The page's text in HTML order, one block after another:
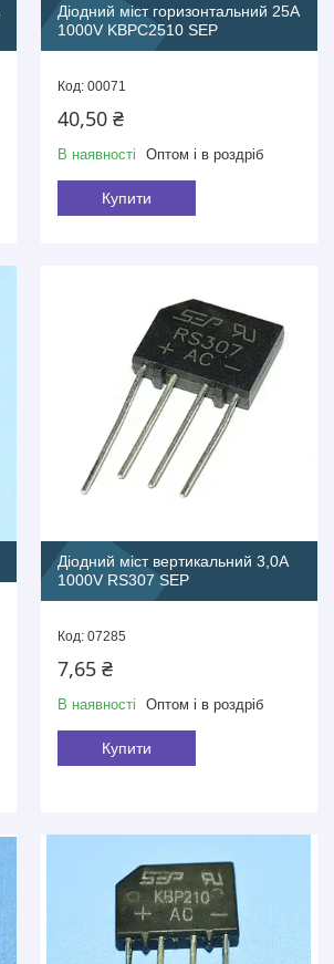
Діодний міст горизонтальний 25A
1000V KBPC2510 SEP
00071
40,50 ₴
В наявності Оптом і в роздріб
Купити
Діодний міст вертикальний 3,0A
1000V RS307 SEP
07285
7,65 ₴
В наявності Оптом і в роздріб
Купити